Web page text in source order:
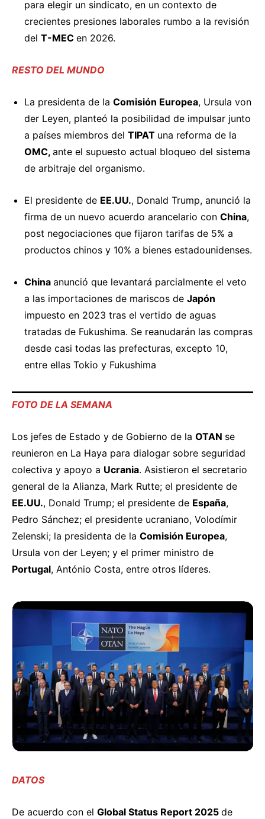
para elegir un sindicato, en un contexto de
crecientes presiones laborales rumbo a la revisión
del T-MEC en 2026.
RESTO DEL MUNDO
La presidenta de la Comisión Europea, Ursula von
der Leyen, planteó la posibilidad de impulsar junto
a países miembros del TIPAT una reforma de la
OMC, ante el supuesto actual bloqueo del sistema
de arbitraje del organismo.
El presidente de EE.UU., Donald Trump, anunció la
firma de un nuevo acuerdo arancelario con China,
post negociaciones que fijaron tarifas de 5% a
productos chinos y 10% a bienes estadounidenses.
China anunció que levantará parcialmente el veto
a las importaciones de mariscos de Japón
impuesto en 2023 tras el vertido de aguas
tratadas de Fukushima. Se reanudarán las compras
desde casi todas las prefecturas, excepto 10,
entre ellas Tokio y Fukushima
FOTO DE LA SEMANA
Los jefes de Estado y de Gobierno de la OTAN se
reunieron en La Haya para dialogar sobre seguridad
colectiva y apoyo a Ucrania. Asistieron el secretario
general de la Alianza, Mark Rutte; el presidente de
EE.UU., Donald Trump; el presidente de España,
Pedro Sánchez; el presidente ucraniano, Volodímir
Zelenski; la presidenta de la Comisión Europea,
Ursula von der Leyen; y el primer ministro de
Portugal, António Costa, entre otros líderes.
DATOS
De acuerdo con el Global Status Report 2025 de